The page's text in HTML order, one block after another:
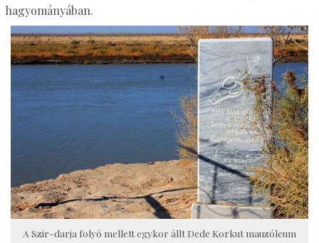
hagyományában.
A Szir-darja folyó mellett egykor állt Dede Korkut mauzóleum